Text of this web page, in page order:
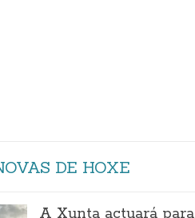
DE HOXE
A Xunta actuará para